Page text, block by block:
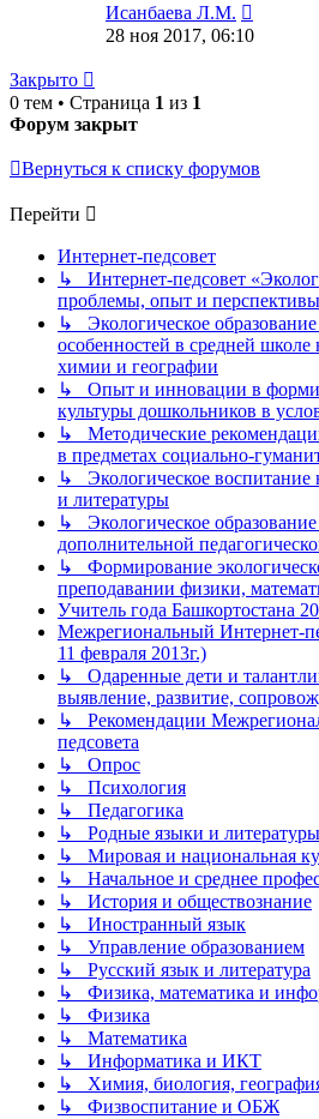
Исанбаева Л.М.
к
28 ноя 2017, 06:10
Закрыто
0 тем • Страница 1 из 1
Форум закрыт
Вернуться к списку форумов
Перейти
Интернет-педсовет
↳ Интернет-педсовет
проблемы, опыт и
↳ Экологическое
особенностей в средней школе
химии и географии
↳ Опыт и инновации в
культуры дошкольников в
↳ Методические
в предметах социально-
↳ Экологическое воспитание
и литературы
↳ Экологическое
дополнительной
↳ Формирование
преподавании физики,
Учитель года Башкортостана
Межрегиональный Интернет-
11 февраля 2013г.)
↳ Одаренные дети и
выявление, развитие,
↳ Рекомендации
педсовета
↳ Опрос
↳ Психология
↳ Педагогика
↳ Родные языки и литературы
↳ Мировая и национальная
↳ Начальное и среднее
↳ История и обществознание
↳ Иностранный язык
↳ Управление образованием
↳ Русский язык и литература
↳ Физика, математика и
↳ Физика
↳ Математика
↳ Информатика и ИКТ
↳ Химия, биология,
↳ Физвоспитание и ОБЖ